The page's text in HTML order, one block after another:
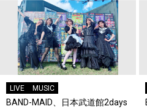
LIVE MUSIC
BAND-MAID、日本武道館2days